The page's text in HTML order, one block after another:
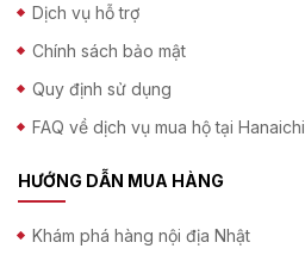
Dịch vụ hỗ trợ
Chính sách bảo mật
Quy định sử dụng
FAQ về dịch vụ mua hộ tại Hanaichi
HƯỚNG DẪN MUA HÀNG
Khám phá hàng nội địa Nhật